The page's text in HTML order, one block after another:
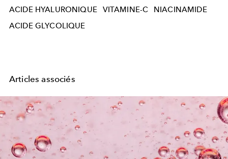
ACIDE HYALURONIQUE
VITAMINE-C
NIACINAMIDE
ACIDE GLYCOLIQUE
Articles associés